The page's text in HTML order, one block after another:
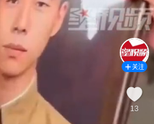
关注
13